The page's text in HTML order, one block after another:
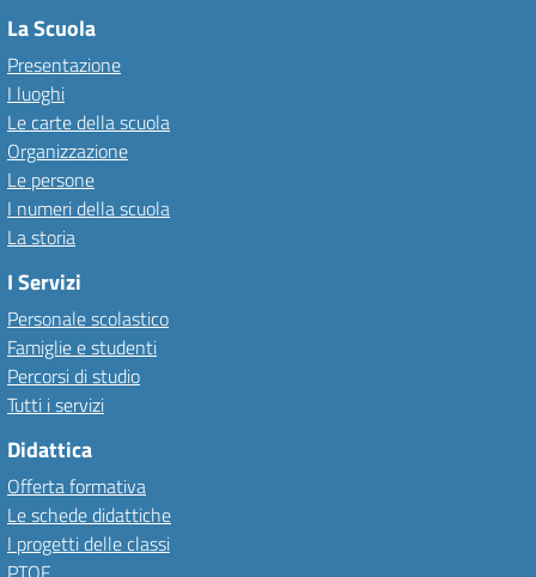
La Scuola
Presentazione
I luoghi
Le carte della scuola
Organizzazione
Le persone
I numeri della scuola
La storia
I Servizi
Personale scolastico
Famiglie e studenti
Percorsi di studio
Tutti i servizi
Didattica
Offerta formativa
Le schede didattiche
I progetti delle classi